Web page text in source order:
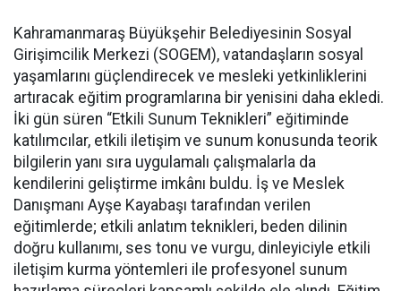
Kahramanmaraş Büyükşehir Belediyesinin Sosyal
Girişimcilik Merkezi (SOGEM), vatandaşların sosyal
yaşamlarını güçlendirecek ve mesleki yetkinliklerini
artıracak eğitim programlarına bir yenisini daha ekledi.
İki gün süren “Etkili Sunum Teknikleri” eğitiminde
katılımcılar, etkili iletişim ve sunum konusunda teorik
bilgilerin yanı sıra uygulamalı çalışmalarla da
kendilerini geliştirme imkânı buldu. İş ve Meslek
Danışmanı Ayşe Kayabaşı tarafından verilen
eğitimlerde; etkili anlatım teknikleri, beden dilinin
doğru kullanımı, ses tonu ve vurgu, dinleyiciyle etkili
iletişim kurma yöntemleri ile profesyonel sunum